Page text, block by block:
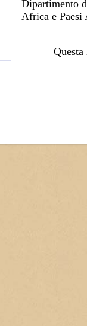
Dipartimento
Africa e Paesi